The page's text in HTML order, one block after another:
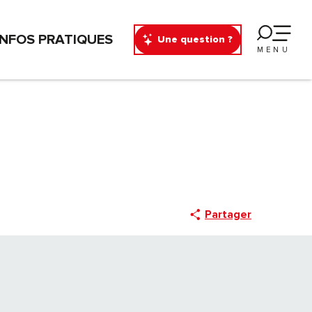
Une question ?
MENU
PRATIQUES
Partager